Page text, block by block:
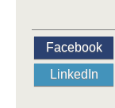
Facebook
LinkedIn